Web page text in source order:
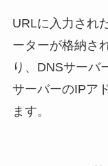
URLに入力され
ーターが格納さ
り、DNSサーバ
サーバーのIPア
ます。